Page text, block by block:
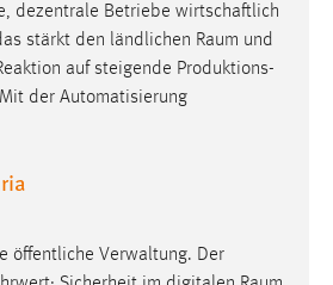
dezentrale Betriebe wirtschaftlich
stärkt den ländlichen Raum und
auf steigende Produktions-
der Automatisierung
öffentliche Verwaltung. Der